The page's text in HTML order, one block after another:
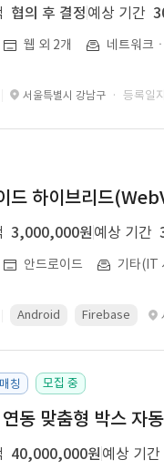
협의 후 결정 예상 기간
웹 외 2개 네트워크
서울특별시 강남구 · 등록일
드 하이브리드
3,000,000원 예상 기간
안드로이드 기타(IT
Android Firebase
칭 모집 중
동 맞춤형 박스 자
40,000,000원 예상 기간